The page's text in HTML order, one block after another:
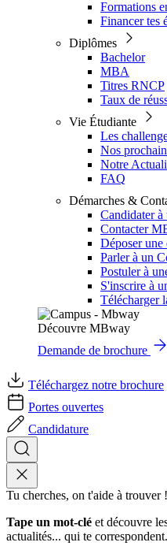
Formations
Financer tes
Diplômes
Bachelor
MBA
Titres RNCP
Taux de
Vie Étudiante
Les
Nos
Notre
FAQ
Démarches &
Candidater
Contacter
Déposer
Parler à un
Postuler à
S'inscrire à
Télécharger
Découvre MBway
Demande de brochure
Téléchargez notre brochure
Portes ouvertes
Candidature
Tu cherches, on t'aide à trouver !
Tape un mot-clé et découvre
actualités... qui te correspondent.